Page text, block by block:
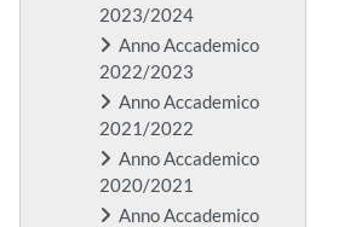
2023/2024
Anno Accademico
2022/2023
Anno Accademico
2021/2022
Anno Accademico
2020/2021
Anno Accademico